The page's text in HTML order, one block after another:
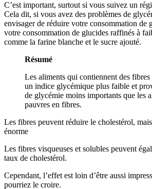
C’est important, surtout si vous suivez un
Cela dit, si vous avez des problèmes de
envisager de réduire votre consommation de
votre consommation de glucides raffinés à
comme la farine blanche et le sucre ajouté.
Résumé
Les aliments qui contiennent des fibres
un indice glycémique plus faible et
de glycémie moins importants que les
pauvres en fibres.
Les fibres peuvent réduire le cholestérol, mais
énorme
Les fibres visqueuses et solubles peuvent
taux de cholestérol.
Cependant, l’effet est loin d’être aussi
pourriez le croire.